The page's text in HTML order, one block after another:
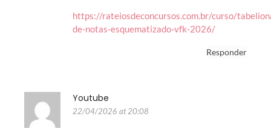
https://rateiosdeconcursos.com.br/curso/
de-notas-esquematizado-vfk-2026/
Responder
Youtube
22/04/2026 at 20:08